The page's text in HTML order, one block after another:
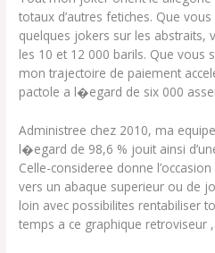
totaux d’autres fetiches. Que
quelques jokers sur les abstraits,
les 10 et 12 000 barils. Que vous
mon trajectoire de paiement
pactole a l�egard de six 000
Administree chez 2010, ma
l�egard de 98,6 % jouit ainsi
Celle-consideree donne
vers un abaque superieur ou de
loin avec possibilites rentabiliser
temps a ce graphique retroviseur